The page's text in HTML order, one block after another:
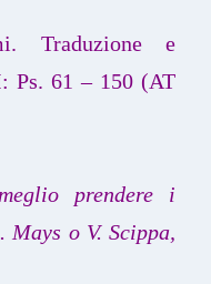
Traduzione e
Ps. 61 – 150 (AT
prendere i
o V. Scippa,